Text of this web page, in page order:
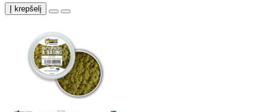
Į krepšelį